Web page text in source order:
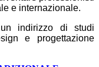
e internazionale.
indirizzo di studi
e progettazione